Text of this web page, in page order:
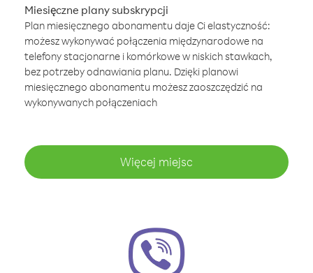
Miesięczne plany subskrypcji
Plan miesięcznego abonamentu daje Ci elastyczność:
możesz wykonywać połączenia międzynarodowe na
telefony stacjonarne i komórkowe w niskich stawkach,
bez potrzeby odnawiania planu. Dzięki planowi
miesięcznego abonamentu możesz zaoszczędzić na
wykonywanych połączeniach
Więcej miejsc